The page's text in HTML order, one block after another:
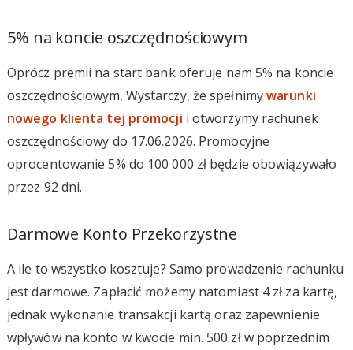
5% na koncie oszczędnościowym
Oprócz premii na start bank oferuje nam 5% na koncie
oszczędnościowym. Wystarczy, że spełnimywarunki
nowego klienta tej promocji i otworzymy rachunek
oszczędnościowy do 17.06.2026. Promocyjne
oprocentowanie 5% do 100 000 zł będzie obowiązywało
przez 92 dni.
Darmowe Konto Przekorzystne
A ile to wszystko kosztuje? Samo prowadzenie rachunku
jest darmowe. Zapłacić możemy natomiast 4 zł za kartę,
jednak wykonanie transakcji kartą oraz zapewnienie
wpływów na konto w kwocie min. 500 zł w poprzednim